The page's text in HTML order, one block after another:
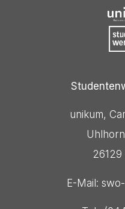
unikum,
E-Mail: